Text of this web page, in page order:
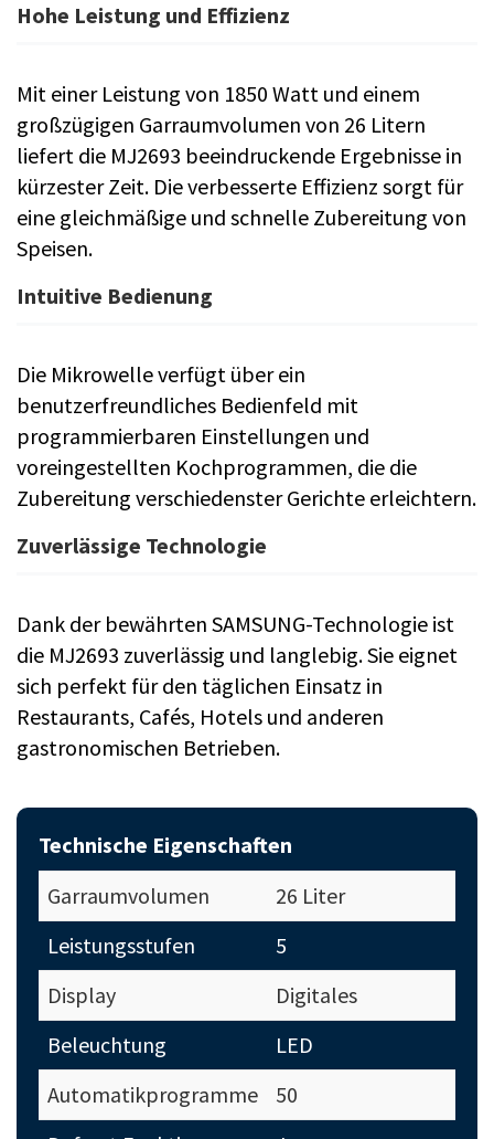
Hohe Leistung und Effizienz
Mit einer Leistung von 1850 Watt und einem
großzügigen Garraumvolumen von 26 Litern
liefert die MJ2693 beeindruckende Ergebnisse in
kürzester Zeit. Die verbesserte Effizienz sorgt für
eine gleichmäßige und schnelle Zubereitung von
Speisen.
Intuitive Bedienung
Die Mikrowelle verfügt über ein
benutzerfreundliches Bedienfeld mit
programmierbaren Einstellungen und
voreingestellten Kochprogrammen, die die
Zubereitung verschiedenster Gerichte erleichtern.
Zuverlässige Technologie
Dank der bewährten SAMSUNG-Technologie ist
die MJ2693 zuverlässig und langlebig. Sie eignet
sich perfekt für den täglichen Einsatz in
Restaurants, Cafés, Hotels und anderen
gastronomischen Betrieben.
Technische Eigenschaften
Garraumvolumen
26 Liter
Leistungsstufen
5
Display
Digitales
Beleuchtung
LED
Automatikprogramme
50